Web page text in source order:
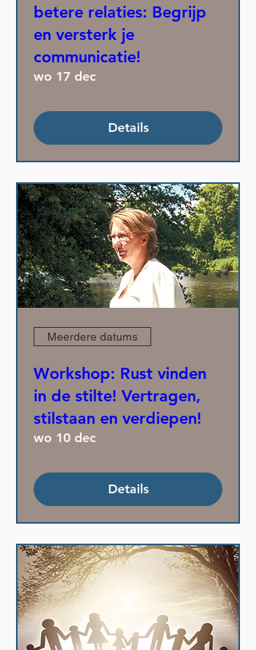
betere relaties: Begrijp
en versterk je
communicatie!
wo 17 dec
Details
Meerdere datums
Workshop: Rust vinden
in de stilte! Vertragen,
stilstaan en verdiepen!
wo 10 dec
Details